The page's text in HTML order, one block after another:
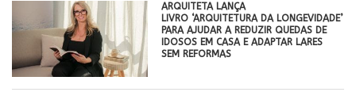
ARQUITETA LANÇA
LIVRO ‘ARQUITETURA DA LONGEVIDADE’
PARA AJUDAR A REDUZIR QUEDAS DE
IDOSOS EM CASA E ADAPTAR LARES
SEM REFORMAS